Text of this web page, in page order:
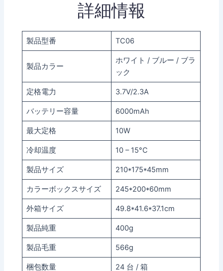
詳細情報
製品型番 TC06
製品カラー
ホワイト / ブルー / ブラ
ック
定格電力 3.7V/2.3A
バッテリー容量 6000mAh
最大定格 10W
冷却温度 10 – 15°C
製品サイズ 210*175*45mm
カラーボックスサイズ 245*200*60mm
外箱サイズ 49.8*41.6*37.1cm
製品純重 400g
製品毛重 566g
梱包数量 24 台 / 箱